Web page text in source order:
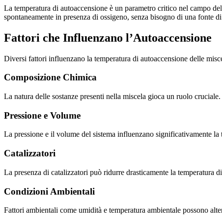
La temperatura di autoaccensione è un parametro critico nel campo
spontaneamente in presenza di ossigeno, senza bisogno di una fonte
Fattori che Influenzano l’Autoaccensione
Diversi fattori influenzano la temperatura di autoaccensione delle
Composizione Chimica
La natura delle sostanze presenti nella miscela gioca un ruolo
Pressione e Volume
La pressione e il volume del sistema influenzano significativamente
Catalizzatori
La presenza di catalizzatori può ridurre drasticamente la temperatura
Condizioni Ambientali
Fattori ambientali come umidità e temperatura ambientale possono